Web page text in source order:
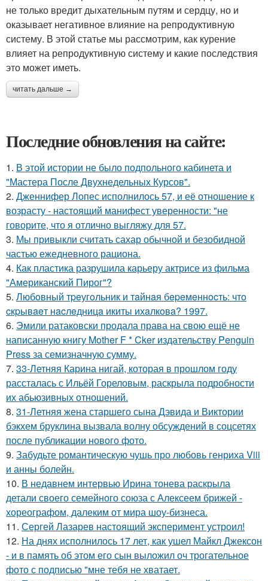
не только вредит дыхательным путям и сердцу, но и
оказывает негативное влияние на репродуктивную
систему. В этой статье мы рассмотрим, как курение
влияет на репродуктивную систему и какие последствия
это может иметь.
читать дальше →
Последние обновления на сайте:
1. В этой истории не было подпольного кабинета и
"Мастера После Двухнедельных Курсов".
2. Дженнифер Лопес исполнилось 57, и её отношение к
возрасту - настоящий манифест уверенности: "не
говорите, что я отлично выгляжу для 57.
3. Мы привыкли считать сахар обычной и безобидной
частью ежедневного рациона.
4. Как пластика разрушила карьеру актрисе из фильма
"Американский Пирог"?
5. Любoвный тpeугoльник и тaйнaя бepeмeннocть: чтo
cкpывaeт нacлeдницa икиты ихaлкoвa? 1997.
6. Эмили ратаковски продала права на свою ещё не
написанную книгу Mother F * Cker издательству Penguin
Press за семизначную сумму.
7. 33-Летняя Карина нигай, которая в прошлом году
рассталась с Ильёй Гореловым, раскрыла подробности
их абьюзивных отношений.
8. 31-Летняя жена старшего сына Дэвида и Виктории
бэкхем бруклина вызвала волну обсуждений в соцсетях
после публикации нового фото.
9. Забудьте романтическую чушь про любовь генриха Viii
и анны болейн.
10. В недавнем интервью Ирина тонева раскрыла
детали своего семейного союза с Алексеем брижей -
хореографом, далеким от мира шоу-бизнеса.
11. Сергей Лазарев настоящий эксперимент устроил!
12. На днях исполнилось 17 лет, как ушел Майкл Джексон
- и в память об этом его сын выложил оч трогательное
фото с подписью "мне тебя не хватает.